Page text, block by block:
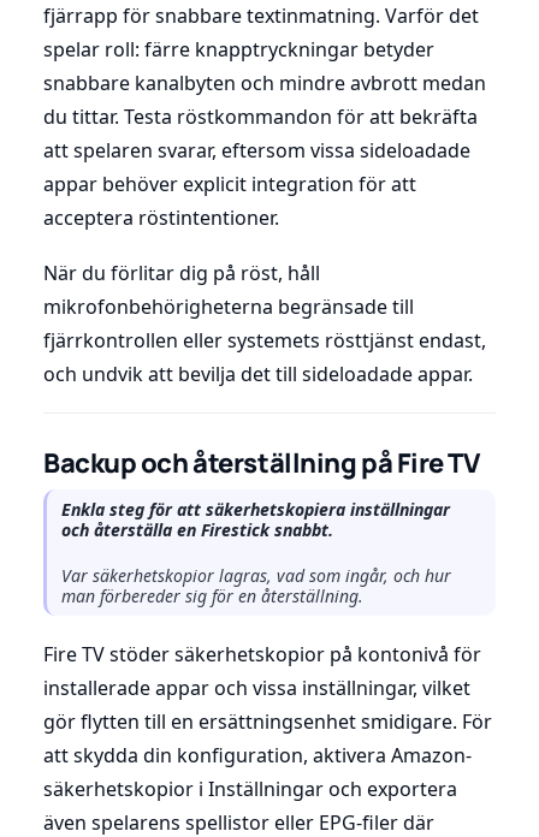
fjärrapp för snabbare textinmatning. Varför det
spelar roll: färre knapptryckningar betyder
snabbare kanalbyten och mindre avbrott medan
du tittar. Testa röstkommandon för att bekräfta
att spelaren svarar, eftersom vissa sideloadade
appar behöver explicit integration för att
acceptera röstintentioner.
När du förlitar dig på röst, håll
mikrofonbehörigheterna begränsade till
fjärrkontrollen eller systemets rösttjänst endast,
och undvik att bevilja det till sideloadade appar.
Backup och återställning på Fire TV
Enkla steg för att säkerhetskopiera inställningar
och återställa en Firestick snabbt.
Var säkerhetskopior lagras, vad som ingår, och hur
man förbereder sig för en återställning.
Fire TV stöder säkerhetskopior på kontonivå för
installerade appar och vissa inställningar, vilket
gör flytten till en ersättningsenhet smidigare. För
att skydda din konfiguration, aktivera Amazon-
säkerhetskopior i Inställningar och exportera
även spelarens spellistor eller EPG-filer där